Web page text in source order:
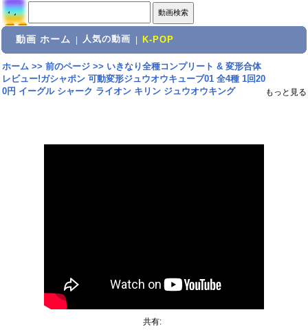
動画 ホーム 人気の動画 K-POP
ホーム>> 前のページ>> いきなり全種コンプリート & 変形合体
レビュー!ガシャポン 可動変形ジュウオウキューブ01 全4種 1回20
0円 イーグル シャーク ライオン キリン ジュウオウキング
もっと見る
共有: